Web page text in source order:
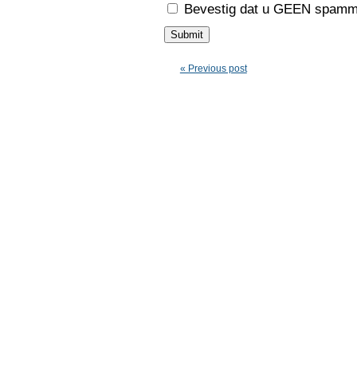
Bevestig dat u GEEN
« Previous post